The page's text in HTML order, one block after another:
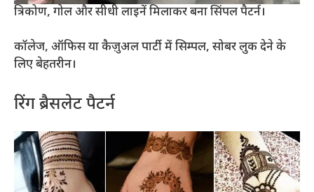
त्रिकोण, गोल और सीधी लाइनें मिलाकर बना सिंपल पैटर्न।
कॉलेज, ऑफिस या कैज़ुअल पार्टी में सिम्पल, सोबर लुक देने के
लिए बेहतरीन।
रिंग ब्रैसलेट पैटर्न